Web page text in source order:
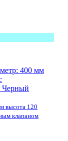
высота 120
клапаном